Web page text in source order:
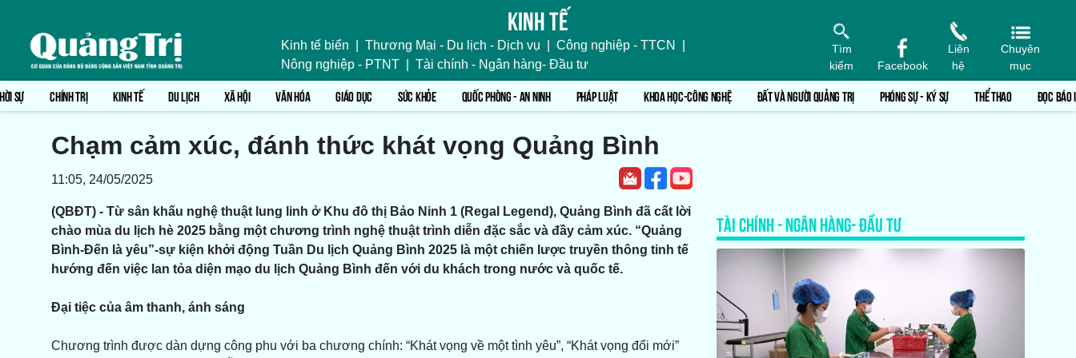
Kinh tế
Kinh tế biển Thương Mại - Du lịch - Dịch vụ Công nghiệp - TTCN
Nông nghiệp - PTNT
Tài chính - Ngân hàng- Đầu tư
Tìm
kiếm
Facebook
Liên
hệ
Chuyên
mục
SỰ CHÍNH TRỊ KINH TẾ DU LỊCH XÃ HỘI VĂN HÓA GIÁO DỤC SỨC KHỎE QUỐC PHÒNG - AN NINH PHÁP LUẬT KHOA HỌC-CÔNG NGHỆ ĐẤT VÀ NGƯỜI QUẢNG TRỊ PHÓNG SỰ - KÝ SỰ THỂ THAO ĐỌC BÁO
Chạm cảm xúc, đánh thức khát vọng Quảng Bình
11:05, 24/05/2025
(QBĐT) - Từ sân khấu nghệ thuật lung linh ở Khu đô thị Bảo Ninh 1 (Regal Legend), Quảng Bình đã cất lời
chào mùa du lịch hè 2025 bằng một chương trình nghệ thuật trình diễn đặc sắc và đầy cảm xúc. “Quảng
Bình-Đến là yêu”-sự kiện khởi động Tuần Du lịch Quảng Bình 2025 là một chiến lược truyền thông tinh tế
hướng đến việc lan tỏa diện mạo du lịch Quảng Bình đến với du khách trong nước và quốc tế.
Đại tiệc của âm thanh, ánh sáng
Chương trình được dàn dựng công phu với ba chương chính: “Khát vọng về một tình yêu”, “Khát vọng đổi mới”
TÀI CHÍNH - NGÂN HÀNG- ĐẦU TƯ